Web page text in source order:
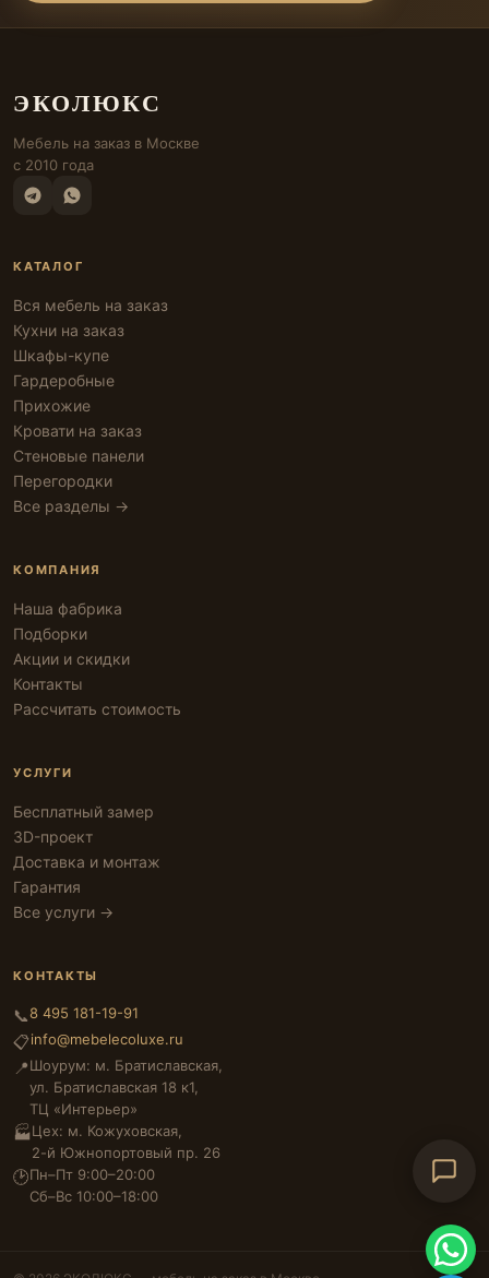
ЭКОЛЮКС
Мебель на заказ в Москве
с 2010 года
КАТАЛОГ
Вся мебель на заказ
Кухни на заказ
Шкафы-купе
Гардеробные
Прихожие
Кровати на заказ
Стеновые панели
Перегородки
Все разделы →
КОМПАНИЯ
Наша фабрика
Подборки
Акции и скидки
Контакты
Рассчитать стоимость
УСЛУГИ
Бесплатный замер
3D-проект
Доставка и монтаж
Гарантия
Все услуги →
КОНТАКТЫ
📞8 495 181-19-91
📋info@mebelecoluxe.ru
📍Шоурум: м. Братиславская,
ул. Братиславская 18 к1,
ТЦ «Интерьер»
🏭Цех: м. Кожуховская,
2-й Южнопортовый пр. 26
🕑Пн–Пт 9:00–20:00
Сб–Вс 10:00–18:00